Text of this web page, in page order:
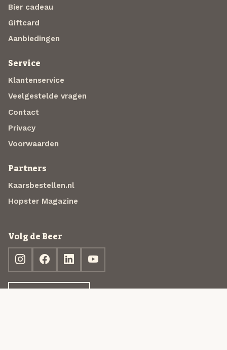
Bier cadeau
Giftcard
Aanbiedingen
Service
Klantenservice
Veelgestelde vragen
Contact
Privacy
Voorwaarden
Partners
Kaarsbestellen.nl
Hopster Magazine
Volg de Beer